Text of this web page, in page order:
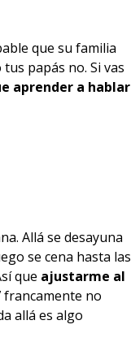
que su familia
papás no. Si vas
aprender a hablar
Allá se desayuna
se cena hasta las
que ajustarme al
francamente no
allá es algo